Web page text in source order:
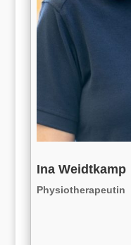
Ina Weidtkamp
Physiotherapeutin